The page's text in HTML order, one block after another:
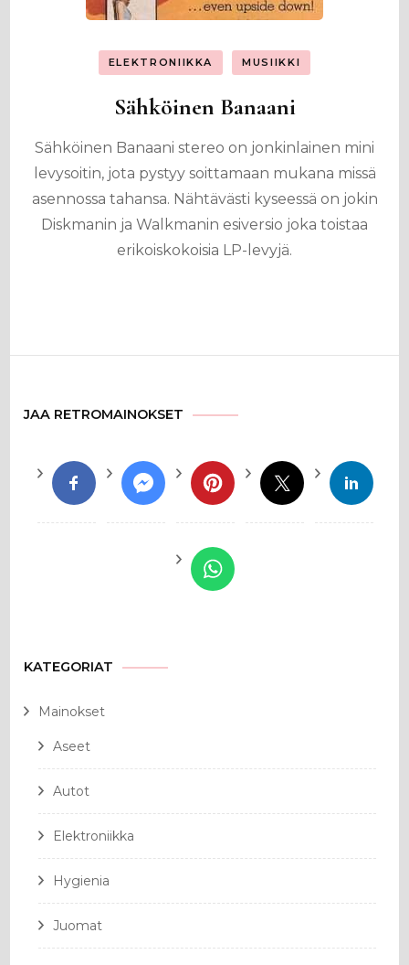
ELEKTRONIIKKA MUSIIKKI
Sähköinen Banaani
Sähköinen Banaani stereo on jonkinlainen mini
levysoitin, jota pystyy soittamaan mukana missä
asennossa tahansa. Nähtävästi kyseessä on jokin
Diskmanin ja Walkmanin esiversio joka toistaa
erikoiskokoisia LP-levyjä.
JAA RETROMAINOKSET
KATEGORIAT
Mainokset
Aseet
Autot
Elektroniikka
Hygienia
Juomat